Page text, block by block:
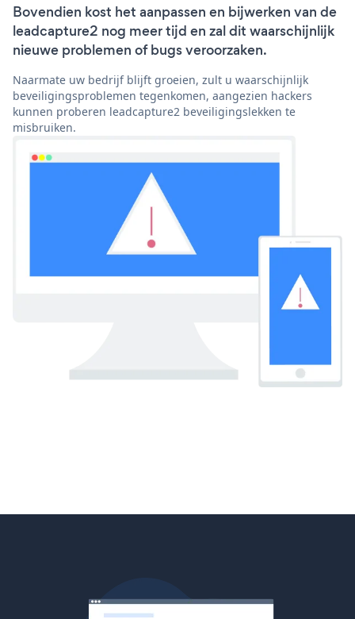
Bovendien kost het aanpassen en bijwerken van de
leadcapture2 nog meer tijd en zal dit waarschijnlijk
nieuwe problemen of bugs veroorzaken.
Naarmate uw bedrijf blijft groeien, zult u waarschijnlijk
beveiligingsproblemen tegenkomen, aangezien hackers
kunnen proberen leadcapture2 beveiligingslekken te
misbruiken.